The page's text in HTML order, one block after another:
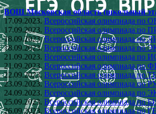
ВОШ Московская область (школьный
17.09.2023. Всероссийская олимпиада по
17.09.2023. Всероссийская олимпиада по
18.09.2023.Всероссийская олимпиада по
18.09.2023.Всероссийская олимпиада по
21.09.2023. Всероссийская олимпиада по
21.09.2023.Всероссийская олимпиада
22.09.2023.Всероссийская олимпиада
23.09.2023.Всероссийская олимпиада
24.09.2023. Всероссийская олимпиада
25.09.2023. Всероссийская олимпиада по
26.09.2023. Всероссийская олимпиада по